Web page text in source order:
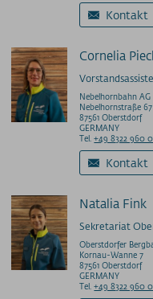
Kontakt
Cornelia
Nebelhornbahn AG
Nebelhornstraße 67
87561 Oberstdorf
GERMANY
Tel.+49 8322 960
Kontakt
Natalia Fink
Sekretariat
Oberstdorfer
Kornau-Wanne 7
87561 Oberstdorf
GERMANY
Tel.+49 8322 960